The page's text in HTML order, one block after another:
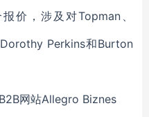
价，涉及对Topman、
Perkins和Burton
网站Allegro Biznes